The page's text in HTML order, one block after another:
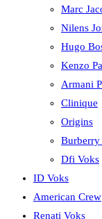
Marc
Nilens
Hugo
Kenzo
Armani
Clinique
Origins
Burberry
Dfi Voks
ID Voks
American Crew
Renati Voks